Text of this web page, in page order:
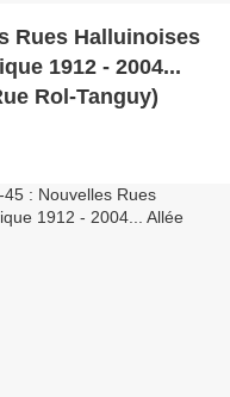
Rues Halluinoises
1912 - 2004...
Rol-Tanguy)